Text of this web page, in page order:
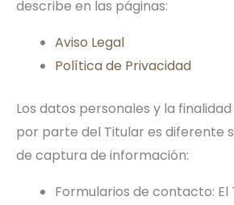
describe en las páginas:
Aviso Legal
Política de Privacidad
Los datos personales y la
por parte del Titular es diferente
de captura de información:
Formularios de contacto: El